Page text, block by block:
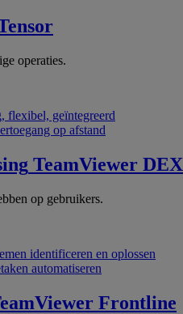
operaties.
flexibel, geïntegreerd
op afstand
TeamViewer DEX
op gebruikers.
identificeren en oplossen
automatiseren
Frontline